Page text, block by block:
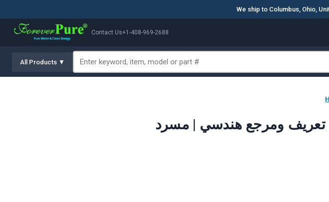
We ship to Columbus, Ohio,
Contact Us+1-408-969-2688
All Products ▼